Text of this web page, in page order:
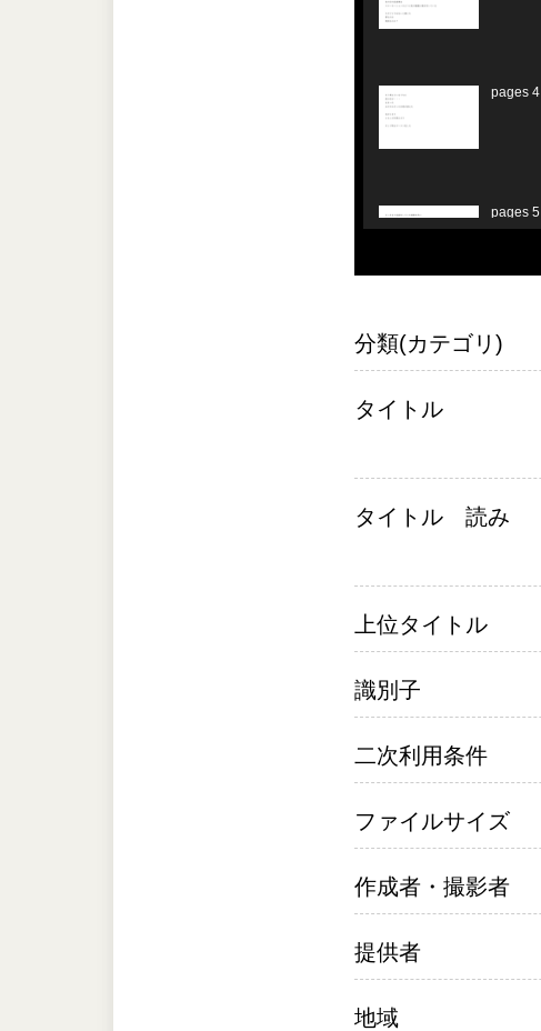
pages 4
pages 5
pages 6
pages 10
分類(カテゴリ)
タイトル
タイトル 読み
上位タイトル
識別子
二次利用条件
ファイルサイズ
作成者・撮影者
提供者
地域